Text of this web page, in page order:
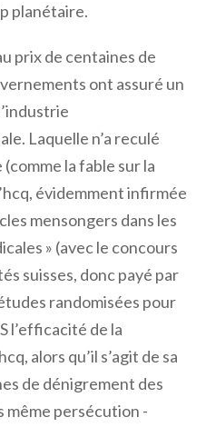
planétaire.
prix de centaines de
ont assuré un
Laquelle n’a reculé
la fable sur la
évidemment infirmée
mensongers dans les
» (avec le concours
suisses, donc payé par
randomisées pour
l’efficacité de la
alors qu’il s’agit de sa
de dénigrement des
même persécution -